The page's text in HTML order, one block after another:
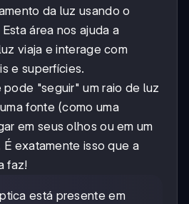
da luz usando o
área nos ajuda a
viaja e interage com
e superfícies.
"seguir" um raio de luz
fonte (como uma
em seus olhos ou em um
exatamente isso que a
faz!
está presente em